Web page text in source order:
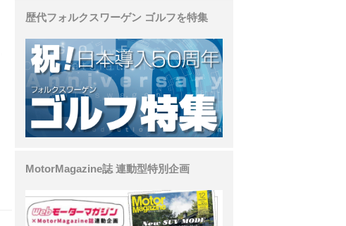
歴代フォルクスワーゲン ゴルフを特集
MotorMagazine誌 連動型特別企画